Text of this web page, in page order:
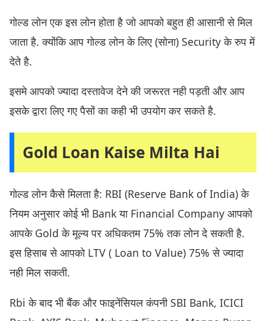
गोल्ड लोन एक इस लोन होता है जो आपको बहुत ही आसानी से मिल
जाता है. क्योंकि आप गोल्ड लोन के लिए (सोना) Security के रुप में
देते है.
इसमे आपको ज्यादा दस्तावेज देने की जरूरत नही पड़ती और आप
इसके द्वारा लिए गए पैसों का कही भी उपयोग कर सकते है.
Gold Loan Kaise Milta Hai
गोल्ड लोन कैसे मिलता है: RBI (Reserve Bank of India) के
नियम अनुसार कोई भी Bank या Financial Company आपको
आपके Gold के मूल्य पर अधिकतम 75% तक लोन दे सकती है.
इस हिसाब से आपको LTV ( Loan to Value) 75% से ज्यादा
नही मिल सकती.
Rbi के बाद भी बैंक और फाइनेंसियल कंपनी SBI Bank, ICICI